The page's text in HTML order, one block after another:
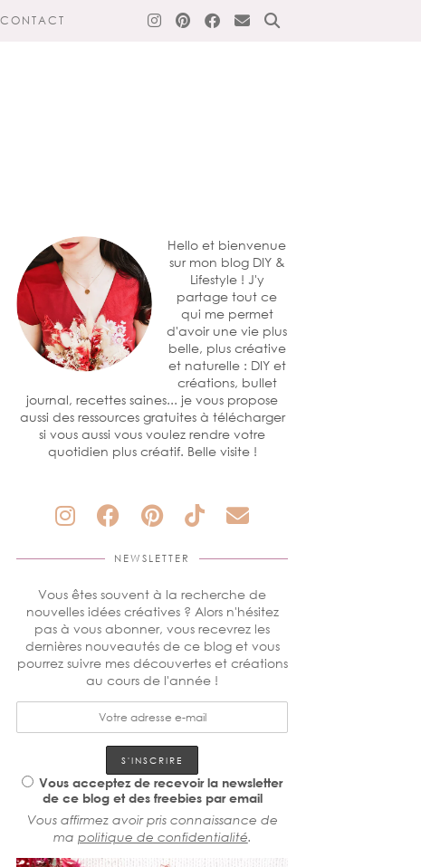
CONTACT
Hello et bienvenue
sur mon blog DIY &
Lifestyle ! J'y
partage tout ce
qui me permet
d'avoir une vie plus
belle, plus créative
et naturelle : DIY et
créations, bullet
journal, recettes saines... je vous propose
aussi des ressources gratuites à télécharger
si vous aussi vous voulez rendre votre
quotidien plus créatif. Belle visite !
NEWSLETTER
Vous êtes souvent à la recherche de
nouvelles idées créatives ? Alors n'hésitez
pas à vous abonner, vous recevrez les
dernières nouveautés de ce blog et vous
pourrez suivre mes découvertes et créations
au cours de l'année !
Vous acceptez de recevoir la newsletter
de ce blog et des freebies par email
Vous affirmez avoir pris connaissance de
ma politique de confidentialité.